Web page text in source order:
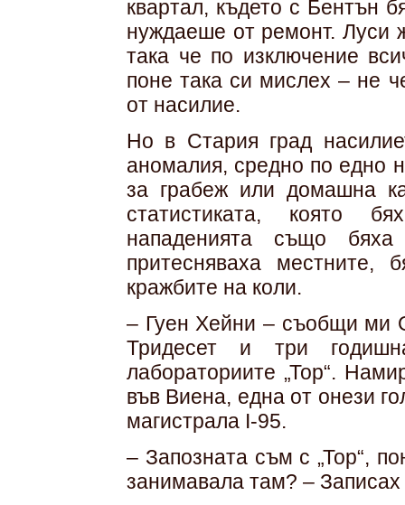
квартал, където с Бентън
нуждаеше от ремонт. Луси
така че по изключение
поне така си мислех – не
от насилие.
Но в Стария град
аномалия, средно по едно
за грабеж или домашна
статистиката, която
нападенията също
притесняваха
кражбите на коли.
– Гуен Хейни – съобщи ми
Тридесет и три
лабораториите „Тор“.
във Виена, една от онези
магистрала I-95.
– Запозната съм с „Тор“,
занимавала там? –